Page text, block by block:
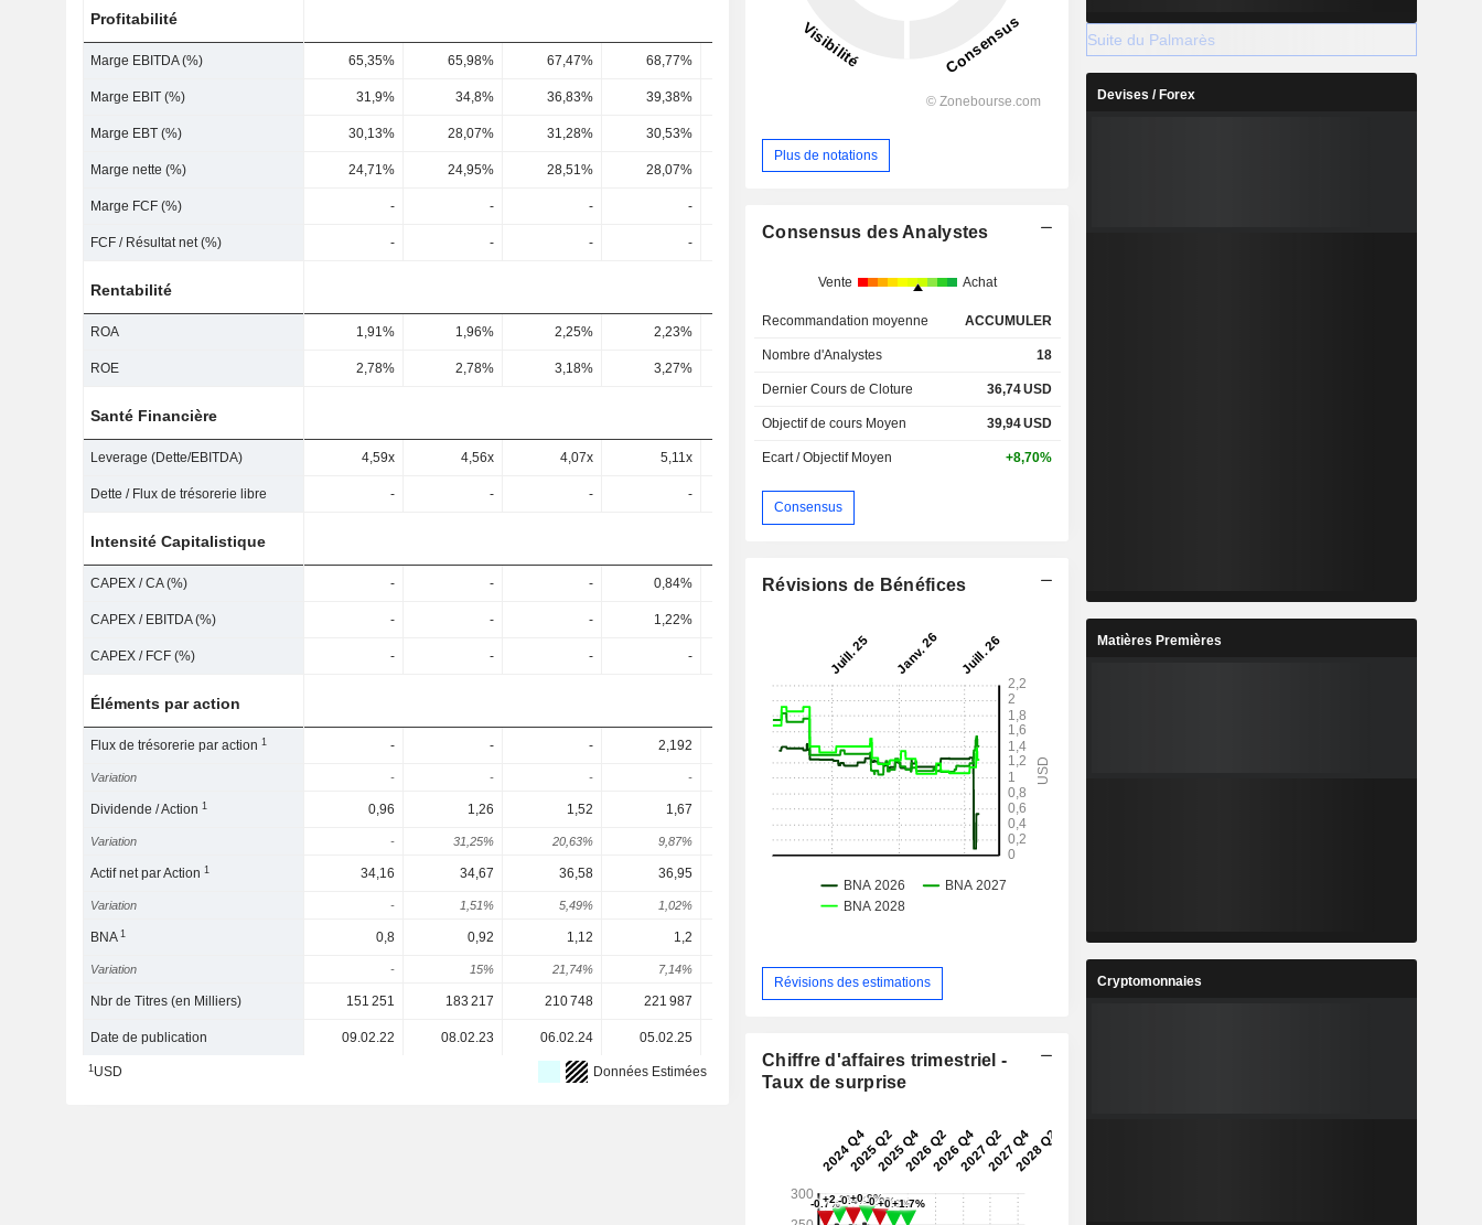
Profitabilité
Marge EBITDA (%) 65,35% 65,98% 67,47% 68,77% 70,7% 70,53% 69,39%
Marge EBIT (%) 31,9% 34,8% 36,83% 39,38% 42,23%
Marge EBT (%) 30,13% 28,07% 31,28% 30,53%
Marge nette (%) 24,71% 24,95% 28,51% 28,07% 19,95% 3,38%
Marge FCF (%) - - - -
FCF / Résultat net (%) - - - - - - -
Rentabilité
ROA 1,91% 1,96% 2,25% 2,23%
ROE 2,78% 2,78% 3,18% 3,27%
Santé Financière
Leverage (Dette/EBITDA) 4,59x 4,56x 4,07x 5,11x 4,43x 0,87x
Dette / Flux de trésorerie libre - - - - -
Intensité Capitalistique
CAPEX / CA (%) - - - 0,84% 1,33% 1,5% 1,6% 10,76%
CAPEX / EBITDA (%) - - - 1,22% 15,51%
CAPEX / FCF (%) - - - - -
Éléments par action
Flux de trésorerie par action1 - - - 2,192 - 2,553 2,703
Variation - - - - - - 5,85%
Dividende / Action1 0,96 1,26 1,52 1,67 1,72 1,755 1,785
Variation - 31,25% 20,63% 9,87% 2,99% 2,03% 1,68%
Actif net par Action1 34,16 34,67 36,58 36,95
Variation - 1,51% 5,49% 1,02% -14,11%
BNA1 0,8 0,92 1,12 1,2 1,238
Variation - 15% 21,74% 7,14% -28,33% -37,57% 162,88%
Nbr de Titres (en Milliers) 151 251 183 217 210 748 221 987 232 297 222 360 222 360
Date de publication 09.02.22 08.02.23 06.02.24 05.02.25
1USD Données Estimées
Plus de notations
Consensus des Analystes
Vente Achat
Recommandation moyenne ACCUMULER
Nombre d'Analystes 18
Dernier Cours de Cloture 36,74USD
Objectif de cours Moyen 39,94USD
Ecart / Objectif Moyen +8,70%
Consensus
Révisions de Bénéfices
Révisions des estimations
Chiffre d'affaires trimestriel -
Taux de surprise
Suite du Palmarès
Devises / Forex
Matières Premières
Cryptomonnaies